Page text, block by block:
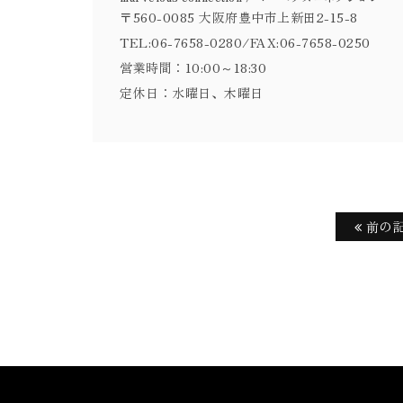
〒560-0085 大阪府豊中市上新田2-15-8
TEL:06-7658-0280/FAX:06-7658-0250
営業時間：10:00～18:30
定休日：水曜日、木曜日
前の